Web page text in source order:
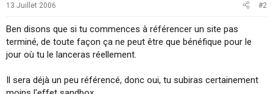
13 Juillet 2006 #2
Ben disons que si tu commences à référencer un site pas
terminé, de toute façon ça ne peut être que bénéfique pour le
jour où tu le lanceras réellement.
Il sera déjà un peu référencé, donc oui, tu subiras certainement